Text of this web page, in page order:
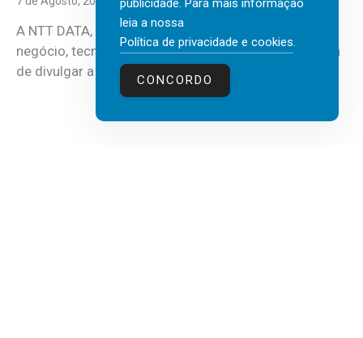
A NTT DATA, consultora global em serviços de
negócio, tecnologia e inteligência artificial (IA), acaba
de divulgar a mais recente...
publicidade. Para mais informação
leia a nossa
Política de privacidade e cookies.
CONCORDO